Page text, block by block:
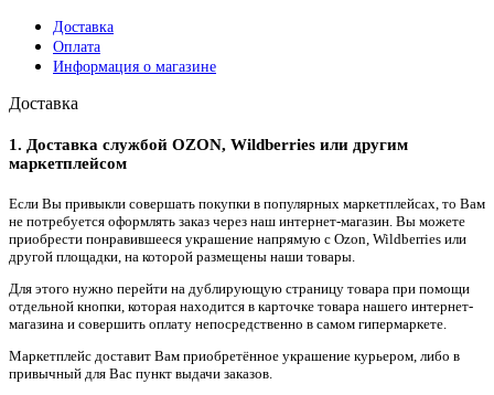
Доставка
Оплата
Информация о магазине
Доставка
1. Доставка службой OZON, Wildberries или другим
маркетплейсом
Если Вы привыкли совершать покупки в популярных маркетплейсах, то Вам
не потребуется оформлять заказ через наш интернет-магазин. Вы можете
приобрести понравившееся украшение напрямую с Ozon, Wildberries или
другой площадки, на которой размещены наши товары.
Для этого нужно перейти на дублирующую страницу товара при помощи
отдельной кнопки, которая находится в карточке товара нашего интернет-
магазина и совершить оплату непосредственно в самом гипермаркете.
Маркетплейс доставит Вам приобретённое украшение курьером, либо в
привычный для Вас пункт выдачи заказов.